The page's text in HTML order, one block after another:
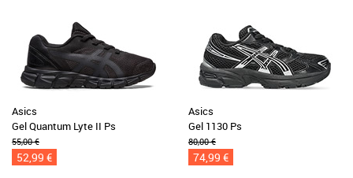
Asics
Gel Quantum Lyte II Ps
55,00 €
52,99 €
Asics
Gel 1130 Ps
80,00 €
74,99 €